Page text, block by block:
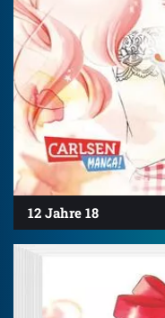
12 Jahre 18